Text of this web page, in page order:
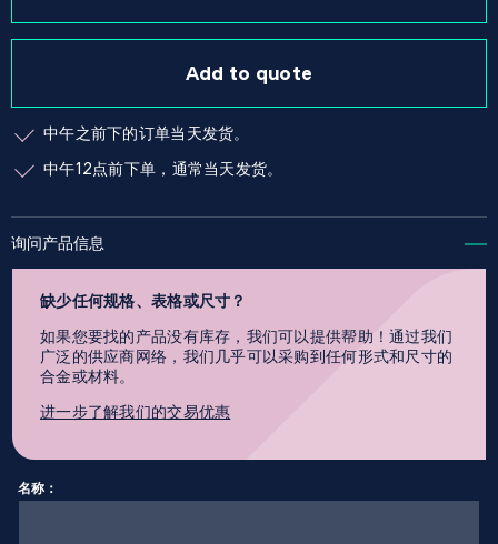
Add to quote
中午之前下的订单当天发货。
中午12点前下单，通常当天发货。
询问产品信息
缺少任何规格、表格或尺寸？
如果您要找的产品没有库存，我们可以提供帮助！通过我们
广泛的供应商网络，我们几乎可以采购到任何形式和尺寸的
合金或材料。
进一步了解我们的交易优惠
名称：